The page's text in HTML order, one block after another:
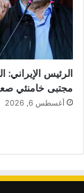
الرئيس الإيراني:
مجتبى خامنئي
أغسطس 6, 2026